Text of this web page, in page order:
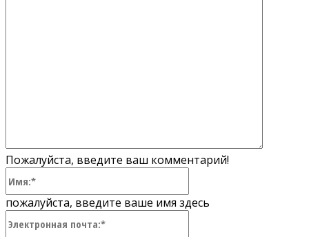
Пожалуйста, введите ваш комментарий!
пожалуйста, введите ваше имя здесь